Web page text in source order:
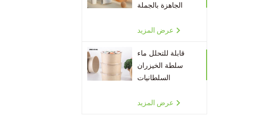
الجاهزة بالجملة
عرض المزيد
قابلة للتحلل ماء
سلطة الخيزران
السلطانيات
عرض المزيد